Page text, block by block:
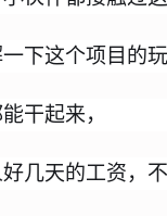
下这个项目的
干起来，
几天的工资，